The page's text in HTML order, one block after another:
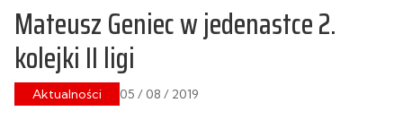
Mateusz Geniec w jedenastce 2.
kolejki II ligi
Aktualności 05 / 08 / 2019